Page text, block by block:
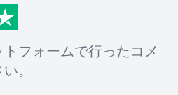
フォームで行ったコメ
。